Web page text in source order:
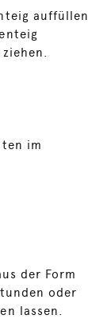
auffüllen
im
der Form
oder
lassen.